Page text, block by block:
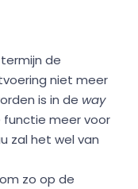
de
niet meer
is in de way
meer voor
zal het wel van
zo op de